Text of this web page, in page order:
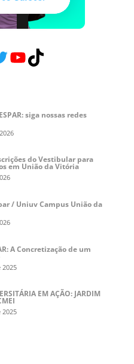
YouTube
TikTok
siga nossas redes
do Vestibular para
em União da Vitória
/ Uniuv Campus União da
A Concretização de um
2025
EM AÇÃO: JARDIM
2025